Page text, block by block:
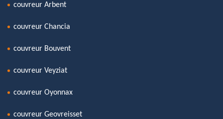
couvreur Arbent
couvreur Chancia
couvreur Bouvent
couvreur Veyziat
couvreur Oyonnax
couvreur Geovreisset